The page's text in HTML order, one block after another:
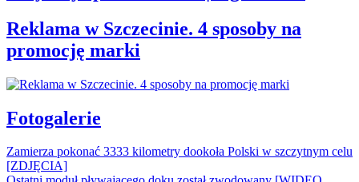
Reklama w Szczecinie. 4 sposoby na
promocję marki
Fotogalerie
Zamierza pokonać 3333 kilometry dookoła Polski w szczytnym celu
[ZDJĘCIA]